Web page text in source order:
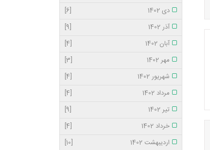
دی 1402
[6]
آذر 1402
[9]
آبان 1402
[4]
مهر 1402
[3]
شهریور 1402
[4]
مرداد 1402
[4]
تیر 1402
[9]
خرداد 1402
[4]
اردیبهشت 1402
[10]